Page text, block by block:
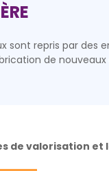
sont repris par des
de
de valorisation